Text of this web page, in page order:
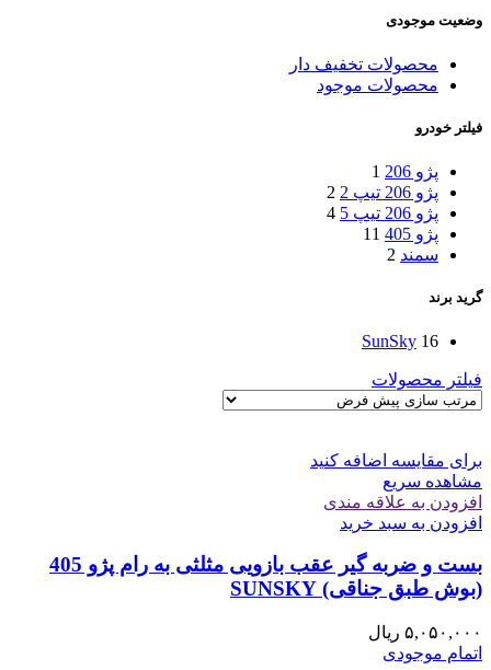
وضعیت موجودی
محصولات تخفیف دار
محصولات موجود
فیلتر خودرو
پژو 206
1
پژو 206 تیپ 2
2
پژو 206 تیپ 5
4
پژو 405
11
سمند 2
گرید برند
SunSky 16
فیلتر محصولات
برای مقایسه اضافه کنید
مشاهده سریع
افزودن به علاقه مندی
افزودن به سبد خرید
بست و ضربه گیر عقب بازویی مثلثی به رام پژو 405
(بوش طبق جناقی) SUNSKY
۵,۰۵۰,۰۰۰ ریال
اتمام موجودی